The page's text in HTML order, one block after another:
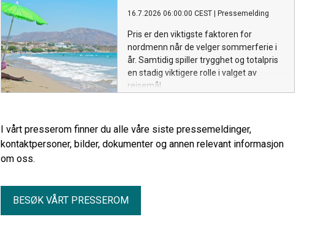
16.7.2026 06:00:00 CEST Pressemelding
Pris er den viktigste faktoren for
nordmenn når de velger sommerferie i
år. Samtidig spiller trygghet og totalpris
en stadig viktigere rolle i valget av
reisemål.
I vårt presserom finner du alle våre siste pressemeldinger,
kontaktpersoner, bilder, dokumenter og annen relevant informasjon
om oss.
BESØK VÅRT PRESSEROM